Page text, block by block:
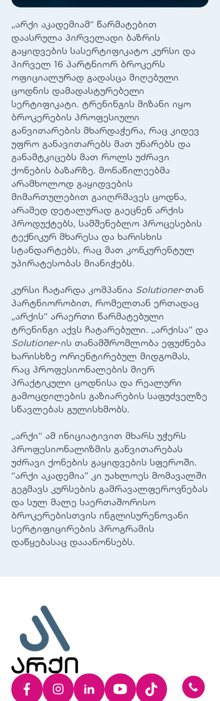
„არქი აკადემიამ“ წარმატებით
დაასრულა პირველადი ბაზრის
გაყიდვების სასერტიფიკატო კურსი და
პირველ 16 პარტნიორ ბროკერს
ოფიციალურად გადასცა მიღებული
ცოდნის დამადასტურებელი
სერტიფიკატი. ტრენინგის მიზანი იყო
ბროკერების პროფესიული
განვითარების მხარდაჭერა, რაც კიდევ
უფრო განავითარებს მათ უნარებს და
განამტკიცებს მათ როლს უძრავი
ქონების ბაზარზე. მონაწილეებმა
არამხოლოდ გაყიდვების
მიმართულებით გაიღრმავეს ცოდნა,
არამედ დეტალურად გაეცნენ არქის
პროდუქტებს, სამშენებლო პროცესების
ტექნიკურ მხარესა და ხარისხის
სტანდარტებს, რაც მათ კონკურენტულ
უპირატესობას მიანიჭებს.
კურსი ჩატარდა კომპანია Solutioner-თან
პარტნიორობით, რომელთან ერთადაც
„არქის“ არაერთი წარმატებული
ტრენინგი აქვს ჩატარებული. „არქისა“ და
Solutioner-ის თანამშრომლობა ეფუძნება
ხარისხზე ორიენტირებულ მიდგომას,
რაც პროფესიონალების მიერ
პრაქტიკული ცოდნისა და რეალური
გამოცდილების გაზიარების საფუძველზე
სწავლებას გულისხმობს.
„არქი“ ამ ინიციატივით მხარს უჭერს
პროფესიონალიზმის განვითარებას
უძრავი ქონების გაყიდვების სფეროში.
“არქი აკადემია” კი უახლოეს მომავალში
გეგმავს კურსების გამრავალფეროვნებას
და სულ მალე საერთაშორისო
ბროკერებისთვის ინგლისურენოვანი
სერტიფიცირების პროგრამის
დაწყებასაც დააანონსებს.